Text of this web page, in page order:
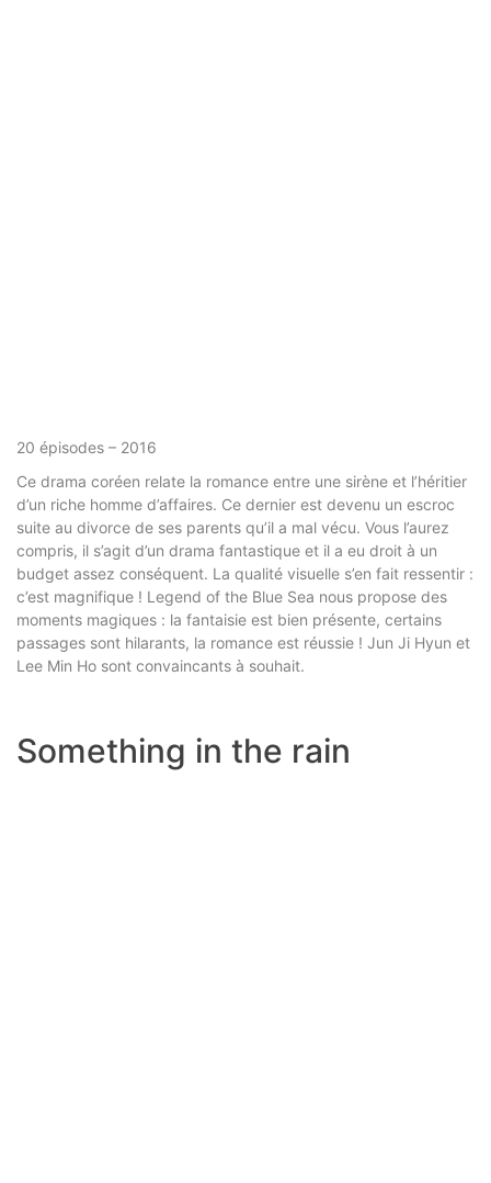
20 épisodes – 2016
Ce drama coréen relate la romance entre une sirène et l’héritier
d’un riche homme d’affaires. Ce dernier est devenu un escroc
suite au divorce de ses parents qu’il a mal vécu. Vous l’aurez
compris, il s’agit d’un drama fantastique et il a eu droit à un
budget assez conséquent. La qualité visuelle s’en fait ressentir :
c’est magnifique ! Legend of the Blue Sea nous propose des
moments magiques : la fantaisie est bien présente, certains
passages sont hilarants, la romance est réussie ! Jun Ji Hyun et
Lee Min Ho sont convaincants à souhait.
Something in the rain